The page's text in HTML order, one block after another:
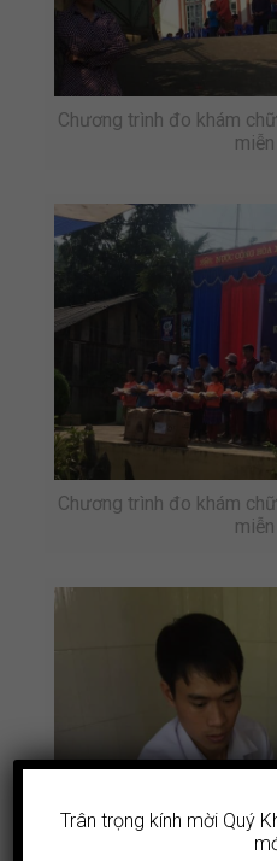
Chương trình đo khám
Chương trình đo khám
Trân trọng kính mời Quý